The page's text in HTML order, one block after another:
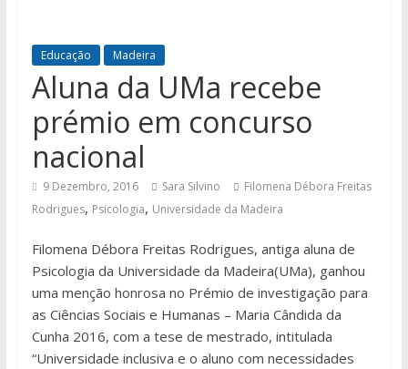
Educação Madeira
Aluna da UMa recebe
prémio em concurso
nacional
9 Dezembro, 2016 Sara Silvino
Filomena Débora Freitas
Rodrigues, Psicologia, Universidade da Madeira
Filomena Débora Freitas Rodrigues, antiga aluna de
Psicologia da Universidade da Madeira(UMa), ganhou
uma menção honrosa no Prémio de investigação para
as Ciências Sociais e Humanas – Maria Cândida da
Cunha 2016, com a tese de mestrado, intitulada
“Universidade inclusiva e o aluno com necessidades